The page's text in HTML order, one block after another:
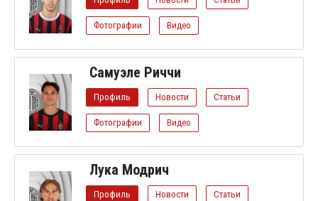
Фотографии Видео
Самуэле Риччи
Профиль Новости Статьи
Фотографии Видео
Лука Модрич
Профиль Новости Статьи